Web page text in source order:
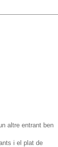
altre entrant ben
i el plat de